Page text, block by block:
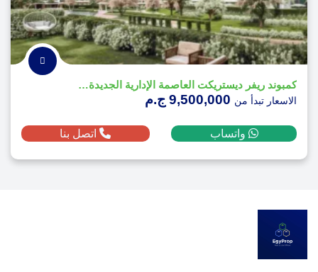
كمبوند ريفر ديستريكت العاصمة الإدارية الجديدة - River District
الاسعار تبدأ من
واتساب اتصل بنا